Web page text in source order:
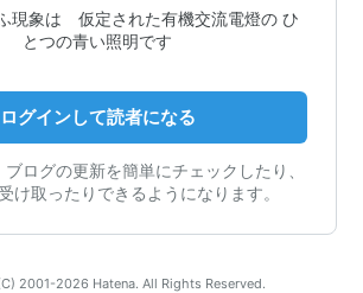
現象は 仮定された有機交流電燈の ひ
とつの青い照明です
ログインして読者になる
ログの更新を簡単にチェックしたり、
け取ったりできるようになります。
2001-2026 Hatena. All Rights Reserved.